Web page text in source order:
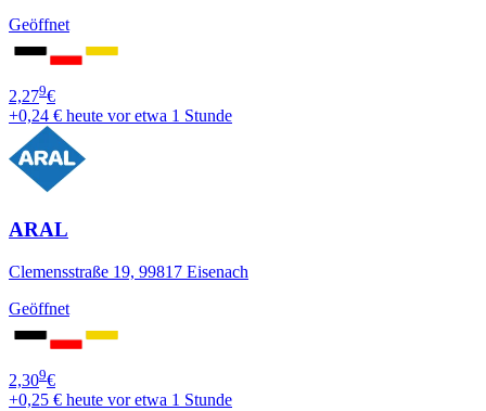
Geöffnet
2,279€
+0,24 € heute vor etwa 1 Stunde
ARAL
Clemensstraße 19, 99817 Eisenach
Geöffnet
2,309€
+0,25 € heute vor etwa 1 Stunde